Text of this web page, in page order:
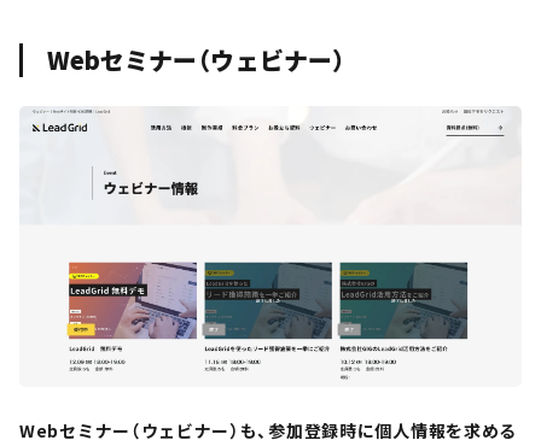
Webセミナー（ウェビナー）
Webセミナー（ウェビナー）も、参加登録時に個人情報を求める